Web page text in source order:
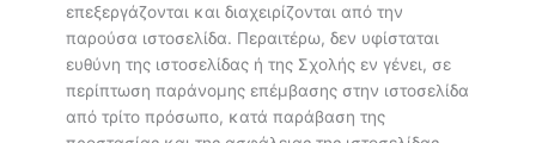
επεξεργάζονται και διαχειρίζονται από την
παρούσα ιστοσελίδα. Περαιτέρω, δεν υφίσταται
ευθύνη της ιστοσελίδας ή της Σχολής εν γένει, σε
περίπτωση παράνομης επέμβασης στην ιστοσελίδα
από τρίτο πρόσωπο, κατά παράβαση της